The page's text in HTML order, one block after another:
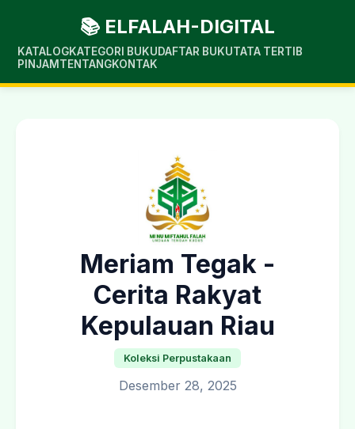
📚 ELFALAH-DIGITAL
KATALOGKATEGORI BUKUDAFTAR BUKUTATA TERTIB
PINJAM TENTANGKONTAK
Meriam Tegak -
Cerita Rakyat
Kepulauan Riau
Koleksi Perpustakaan
Desember 28, 2025